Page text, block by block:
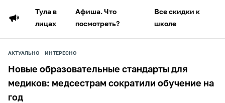
Тула в
лицах
Афиша. Что
посмотреть?
Все скидки к
школе
АКТУАЛЬНО ИНТЕРЕСНО
Новые образовательные стандарты для
медиков: медсестрам сократили обучение на
год